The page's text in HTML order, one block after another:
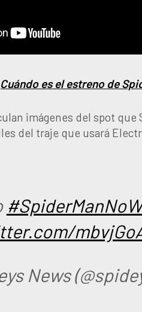
es el estreno de
imágenes del spot
del traje que usará
News